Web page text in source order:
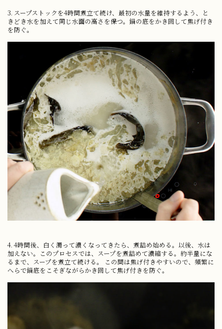
3. スープストックを4時間煮立て続け、最初の水量を維持するよう、と
きどき水を加えて同じ水面の高さを保つ。鍋の底をかき回して焦げ付き
を防ぐ。
4. 4時間後、白く濁って濃くなってきたら、煮詰め始める。以後、水は
加えない。このプロセスでは、スープを煮詰めて濃縮する。約半量にな
るまで、スープを煮立て続ける。 この間は焦げ付きやすいので、頻繁に
へらで鍋底をこそぎながらかき回して焦げ付きを防ぐ。